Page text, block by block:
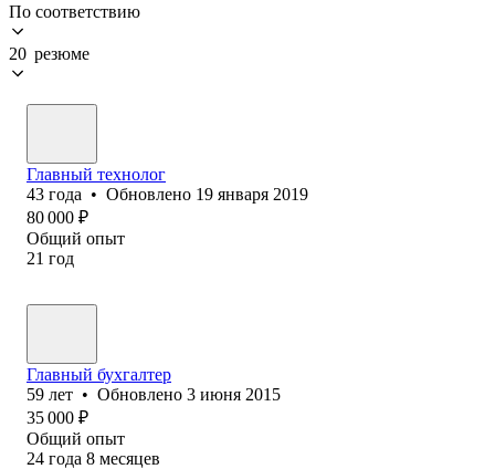
По соответствию
20 резюме
Главный технолог
43 года • Обновлено 19 января 2019
80 000 ₽
Общий опыт
21 год
Главный бухгалтер
59 лет • Обновлено 3 июня 2015
35 000 ₽
Общий опыт
24 года 8 месяцев